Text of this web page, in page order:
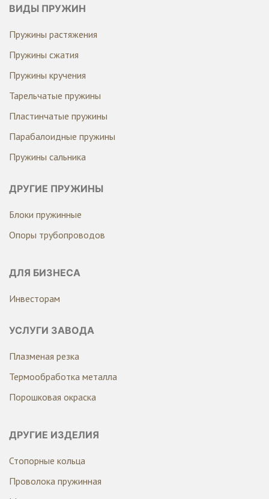
ВИДЫ ПРУЖИН
Пружины растяжения
Пружины сжатия
Пружины кручения
Тарельчатые пружины
Пластинчатые пружины
Парабалоидные пружины
Пружины сальника
ДРУГИЕ ПРУЖИНЫ
Блоки пружинные
Опоры трубопроводов
ДЛЯ БИЗНЕСА
Инвесторам
УСЛУГИ ЗАВОДА
Плазменая резка
Термообработка металла
Порошковая окраска
ДРУГИЕ ИЗДЕЛИЯ
Стопорные кольца
Проволока пружинная